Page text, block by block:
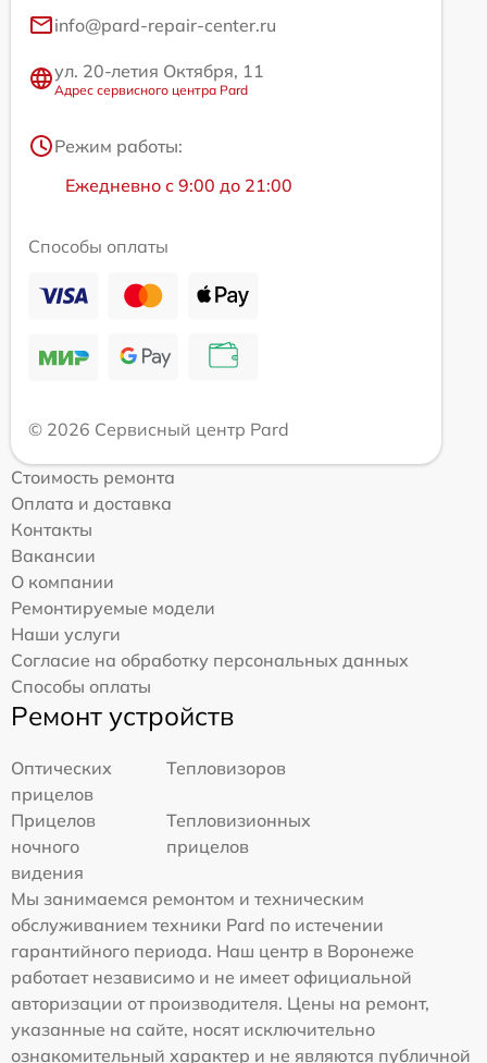
info@pard-repair-center.ru
ул. 20-летия Октября, 11
Адрес сервисного центра Pard
Режим работы:
Ежедневно с 9:00 до 21:00
Способы оплаты
© 2026 Сервисный центр Pard
Стоимость ремонта
Оплата и доставка
Контакты
Вакансии
О компании
Ремонтируемые модели
Наши услуги
Согласие на обработку персональных данных
Способы оплаты
Ремонт устройств
Оптических
прицелов
Тепловизоров
Прицелов
ночного
видения
Тепловизионных
прицелов
Мы занимаемся ремонтом и техническим
обслуживанием техники Pard по истечении
гарантийного периода. Наш центр в Воронеже
работает независимо и не имеет официальной
авторизации от производителя. Цены на ремонт,
указанные на сайте, носят исключительно
ознакомительный характер и не являются публичной